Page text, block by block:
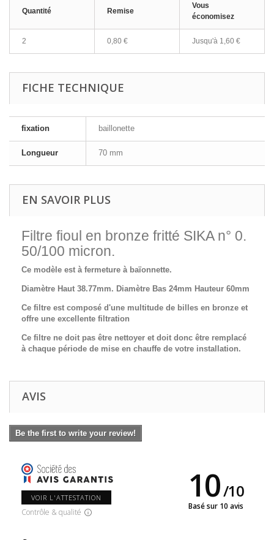
Quantité Remise
Vous
économisez
2 0,80 € Jusqu'à 1,60 €
FICHE TECHNIQUE
fixation baillonette
Longueur 70 mm
EN SAVOIR PLUS
Filtre fioul en bronze fritté SIKA n° 0.
50/100 micron.
Ce modèle est à fermeture à baïonnette.
Diamètre Haut 38.77mm. Diamètre Bas 24mm Hauteur 60mm
Ce filtre est composé d'une multitude de billes en bronze et
offre une excellente filtration
Ce filtre ne doit pas être nettoyer et doit donc être remplacé
à chaque période de mise en chauffe de votre installation.
AVIS
Be the first to write your review!
VOIR L'ATTESTATION
Contrôle & qualité
10/10
Basé sur 10 avis